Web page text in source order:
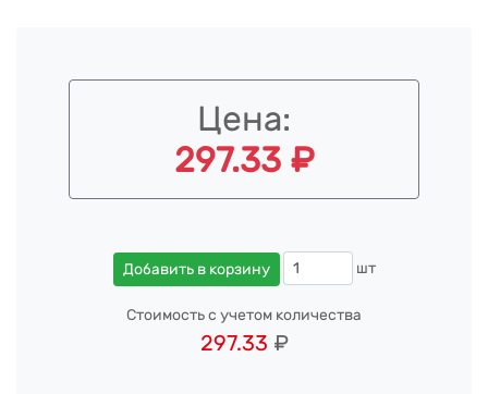
Цена:
297.33 ₽
Добавить в корзину шт
Стоимость с учетом количества
297.33 ₽